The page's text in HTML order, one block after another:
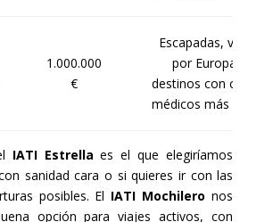
1.000.000
€
Escapadas, viajes
por Europa o
destinos con costes
médicos más bajos.
IATI Estrella es el que elegiríamos
sanidad cara o si quieres ir con las
posibles. El IATI Mochilero nos
opción para viajes activos, con